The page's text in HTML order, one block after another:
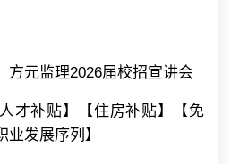
方元监理2026届校招宣讲会
才补贴】【住房补贴】【免
发展序列】